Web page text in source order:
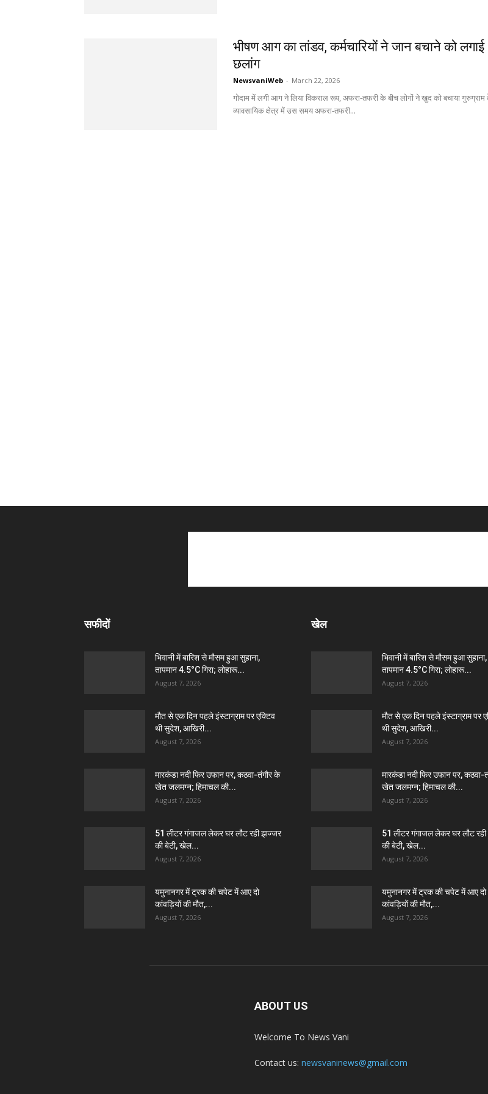
भीषण आग का तांडव, कर्मचारियों ने जान बचाने को लगाई
छलांग
NewsvaniWeb - March 22, 2026
गोदाम में लगी आग ने लिया विकराल रूप, अफरा-तफरी के बीच लोगों ने खुद को बचाया
व्यावसायिक क्षेत्र में उस समय अफरा-तफरी...
सफीदों
भिवानी में बारिश से मौसम हुआ सुहाना,
तापमान 4.5°C गिरा; लोहारू...
August 7, 2026
मौत से एक दिन पहले इंस्टाग्राम पर एक्टिव
थी सुदेश, आखिरी...
August 7, 2026
मारकंडा नदी फिर उफान पर, कठवा-तंगौर के
खेत जलमग्न; हिमाचल की...
August 7, 2026
51 लीटर गंगाजल लेकर घर लौट रही झज्जर
की बेटी, खेल...
August 7, 2026
यमुनानगर में ट्रक की चपेट में आए दो
कांवड़ियों की मौत,...
August 7, 2026
खेल
भिवानी में बारिश से मौसम हुआ सुहाना,
तापमान 4.5°C गिरा; लोहारू...
August 7, 2026
मौत से एक दिन पहले इंस्टाग्राम पर
थी सुदेश, आखिरी...
August 7, 2026
मारकंडा नदी फिर उफान पर, कठवा-
खेत जलमग्न; हिमाचल की...
August 7, 2026
51 लीटर गंगाजल लेकर घर लौट
की बेटी, खेल...
August 7, 2026
यमुनानगर में ट्रक की चपेट में आए दो
कांवड़ियों की मौत,...
August 7, 2026
ABOUT US
Welcome To News Vani
Contact us: newsvaninews@gmail.com